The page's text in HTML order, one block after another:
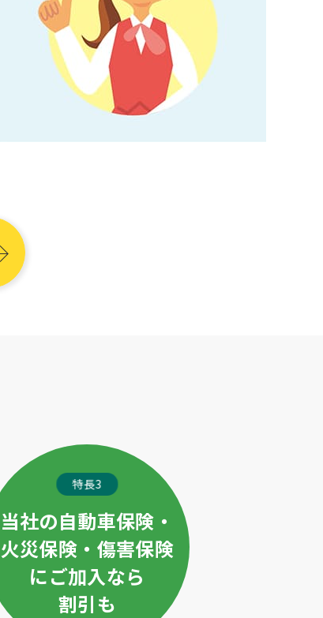
特長3
当社の自動車保険・
火災保険・傷害保険
にご加入なら
割引も